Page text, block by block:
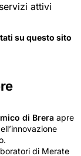
attivi
su questo sito
di Brera apre
di Merate